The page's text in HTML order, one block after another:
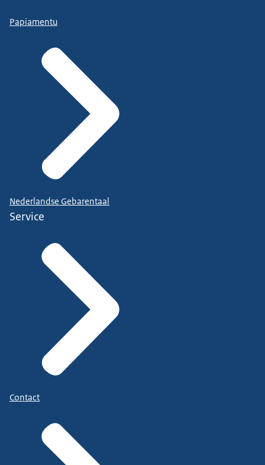
Papiamentu
Nederlandse Gebarentaal
Service
Contact